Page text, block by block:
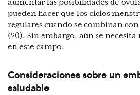
aumentar las posibilidades de
pueden hacer que los ciclos
regulares cuando se combinan
(20). Sin embargo, aún se
en este campo.
Consideraciones sobre un
saludable